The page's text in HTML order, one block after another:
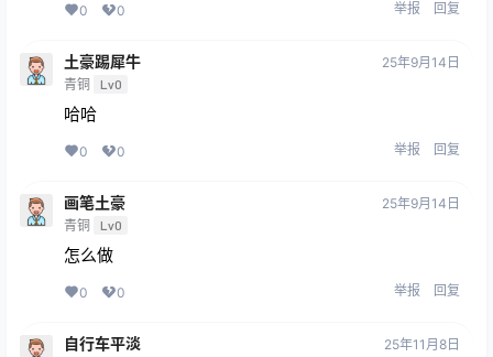
0 0 举报 回复
土豪踢犀牛
青铜 Lv0
25年9月14日
哈哈
0 0 举报 回复
画笔土豪
青铜 Lv0
25年9月14日
怎么做
0 0 举报 回复
自行车平淡 25年11月8日